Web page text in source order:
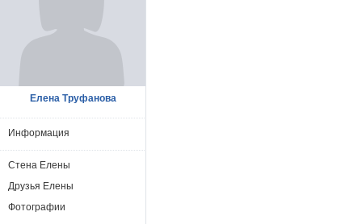
Елена Труфанова
Информация
Стена Елены
Друзья Елены
Фотографии